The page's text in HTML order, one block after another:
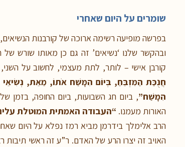
שומרים על היום שאחרי
בפרשה מופיעה רשימה ארוכה של קורבנות הנשיאים,
ובהקשר שלנו ‘נשיאים’ זה גם כן מאותו שורש
קורבן אישי – לותר, לתת מעצמי, לחשוב על
חֲנֻכַּת הַמִּזְבֵּחַ, בְּיוֹם הִמָּשַׁח אֹתוֹ, מֵאֵת, נְשִׂיאֵי
הִמָּשַׁח”, ביום חג השבועות, ביום החופה,
האורות מעמנו. “העבודה האמתית המוטלת
הרב אלימלך בידרמן מביא רמז נפלא על היום
האויב זה יצרו הרע של האדם. ר”ע זה ראשי תיבות